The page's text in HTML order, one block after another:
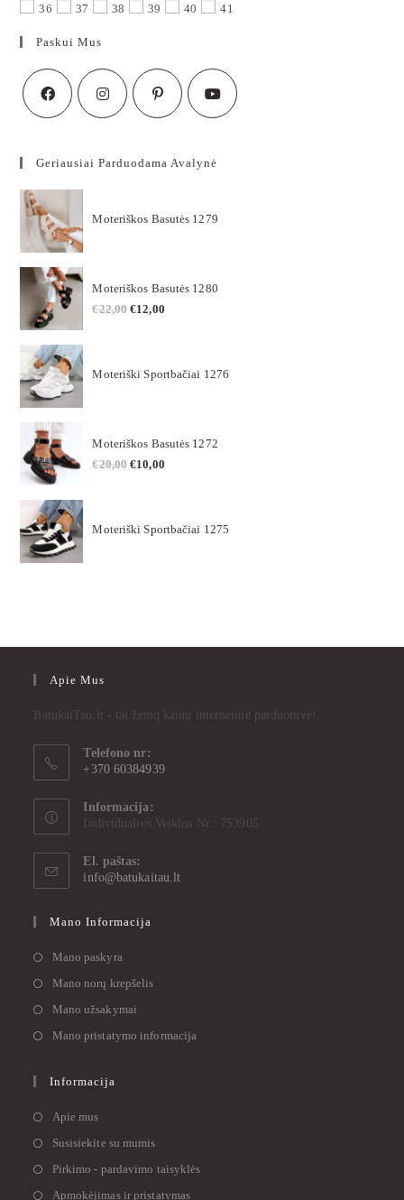
36 37 38 39 40 41
Paskui Mus
Geriausiai Parduodama Avalynė
Moteriškos Basutės 1279
Moteriškos Basutės 1280
€22,00 €12,00
Moteriški Sportbačiai 1276
Moteriškos Basutės 1272
€20,00 €10,00
Moteriški Sportbačiai 1275
Apie Mus
BatukaiTau.lt - tai žemų kainų internetinė parduotuvė!
Telefono nr:
+370 60384939
Informacija:
Individualios Veiklos Nr.: 753905
El. paštas:
info@batukaitau.lt
Mano Informacija
Mano paskyra
Mano norų krepšelis
Mano užsakymai
Mano pristatymo informacija
Informacija
Apie mus
Susisiekite su mumis
Pirkimo - pardavimo taisyklės
Apmokėjimas ir pristatymas